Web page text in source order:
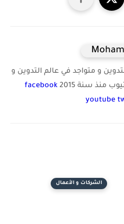
و متواجد في عالم التدوين و
منذ سنة 2015
facebook
youtube
الشركات و الأعمال